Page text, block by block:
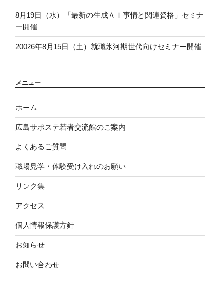
8月19日（水）「最新の生成ＡＩ事情と関連資格」セミナ
ー開催
20026年8月15日（土）就職氷河期世代向けセミナー開催
メニュー
ホーム
広島サポステ若者交流館のご案内
よくあるご質問
職場見学・体験受け入れのお願い
リンク集
アクセス
個人情報保護方針
お知らせ
お問い合わせ